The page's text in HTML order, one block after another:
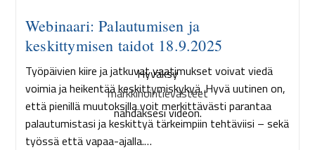
Hyväksy
markkinointievästeet
nähdäksesi videon.
Webinaari: Palautumisen ja
keskittymisen taidot 18.9.2025
Työpäivien kiire ja jatkuvat vaatimukset voivat viedä
voimia ja heikentää keskittymiskykyä. Hyvä uutinen on,
että pienillä muutoksilla voit merkittävästi parantaa
palautumistasi ja keskittyä tärkeimpiin tehtäviisi – sekä
työssä että vapaa-ajalla.…